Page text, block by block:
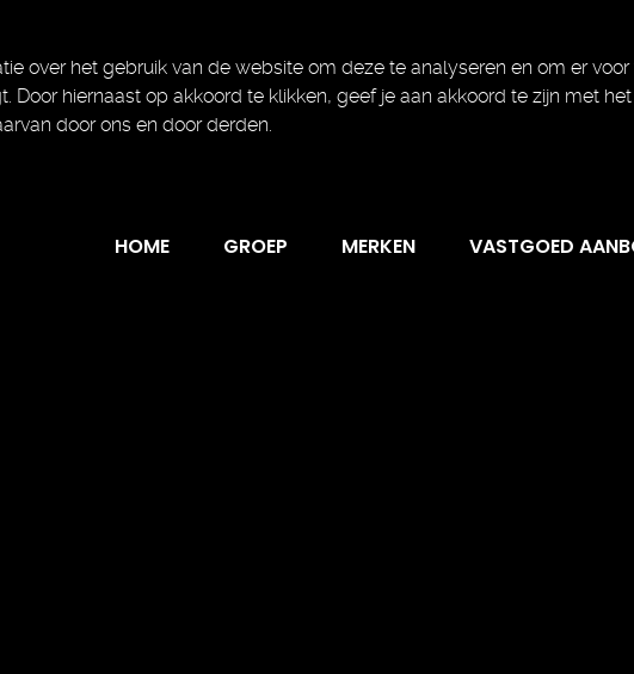
over het gebruik van de website om deze te analyseren en om er voor
Door hiernaast op akkoord te klikken, geef je aan akkoord te zijn met
door ons en door derden.
HOME GROEP MERKEN VASTGOED